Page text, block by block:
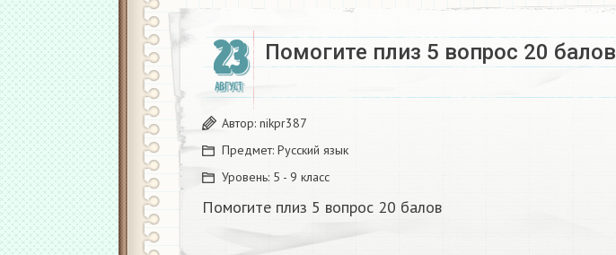
23
АВГУСТ
Помогите плиз 5 вопрос 20 балов
Автор: nikpr387
Предмет: Русский язык
Уровень: 5 - 9 класс
Помогите плиз 5 вопрос 20 балов